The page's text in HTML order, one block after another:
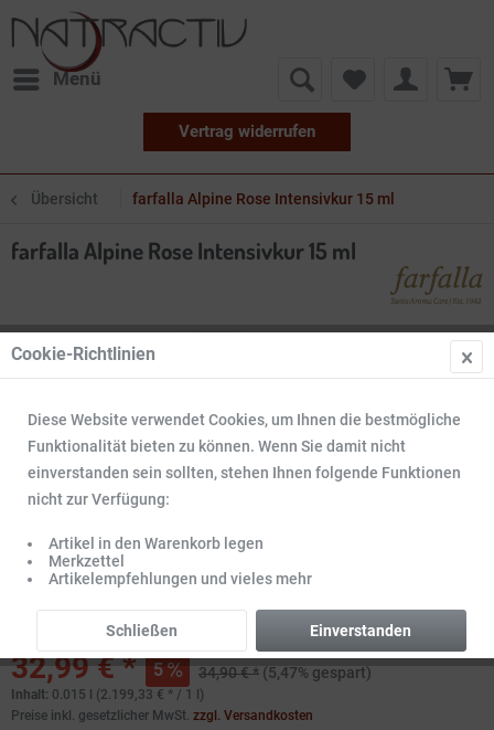
Menü
Vertrag widerrufen
Übersicht farfalla Alpine Rose Intensivkur 15 ml
farfalla Alpine Rose Intensivkur 15 ml
32,99 € * 5 34,90 € * (5,47% gespart)
Inhalt: 0.015 l (2.199,33 € * / 1 l)
Preise inkl. gesetzlicher MwSt. zzgl. Versandkosten
Cookie-Richtlinien
Diese Website verwendet Cookies, um Ihnen die bestmögliche
Funktionalität bieten zu können. Wenn Sie damit nicht
einverstanden sein sollten, stehen Ihnen folgende Funktionen
nicht zur Verfügung:
Artikel in den Warenkorb legen
Merkzettel
Artikelempfehlungen und vieles mehr
Einverstanden
Schließen